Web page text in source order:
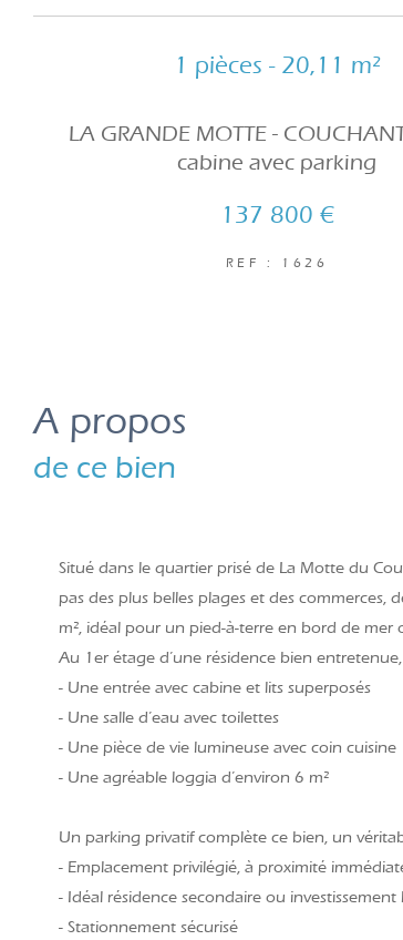
1 pièces - 20,11 m²
LA GRANDE MOTTE -
cabine avec parking
137 800 €
REF : 1626
a propos
de ce bien
Situé dans le quartier prisé de La Motte du
pas des plus belles plages et des commerces,
m², idéal pour un pied-à-terre en bord de mer
Au 1er étage d’une résidence bien
- Une entrée avec cabine et lits superposés
- Une salle d’eau avec toilettes
- Une pièce de vie lumineuse avec coin cuisine
- Une agréable loggia d’environ 6 m²
Un parking privatif complète ce bien, un
- Emplacement privilégié, à proximité
- Idéal résidence secondaire ou investissement
- Stationnement sécurisé